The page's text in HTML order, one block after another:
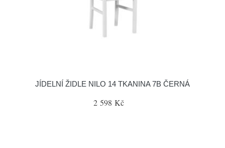
JÍDELNÍ ŽIDLE NILO 14 TKANINA 7B ČERNÁ
2 598 Kč